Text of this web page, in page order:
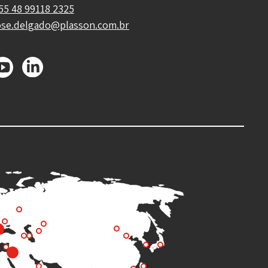
48 99118 2325